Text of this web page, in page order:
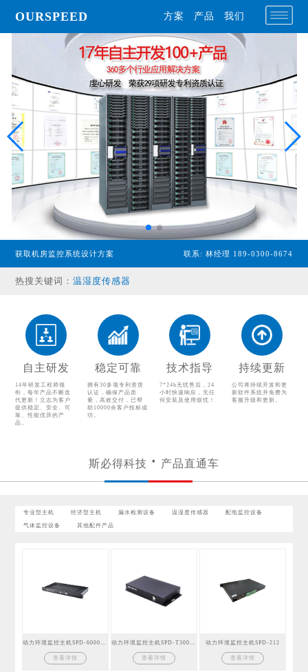
OURSPEED 方案 产品 我们
获取机房监控系统设计方案 联系: 林经理 189-0300-8674
热搜关键词：
专业型主机
经济型主机
温湿度传感器
气体监控设备
其他配件产品
自主研发
14年研发工程师领
衔，每年产品不断迭
代更新！立志为客户
提供稳定、安全、可
靠、性能优异的产
品。
稳定可靠
拥有30多项专利资质
认证，确保产品质
量，高效交付，已帮
助10000余客户投标成
功。
技术指导
7*24h无忧售后，24
小时快速响应，无任
何安装及使用烦忧！
持续更新
公司将持续开发和更
新软件系统并免费为
客服升级和更新。
斯必得科技 产品直通车
专业型主机 经济型主机 漏水检测设备 温湿度传感器 配电监控设备
气体监控设备 其他配件产品
查看详情 查看详情
动力环境监控主机SPD-212
查看详情